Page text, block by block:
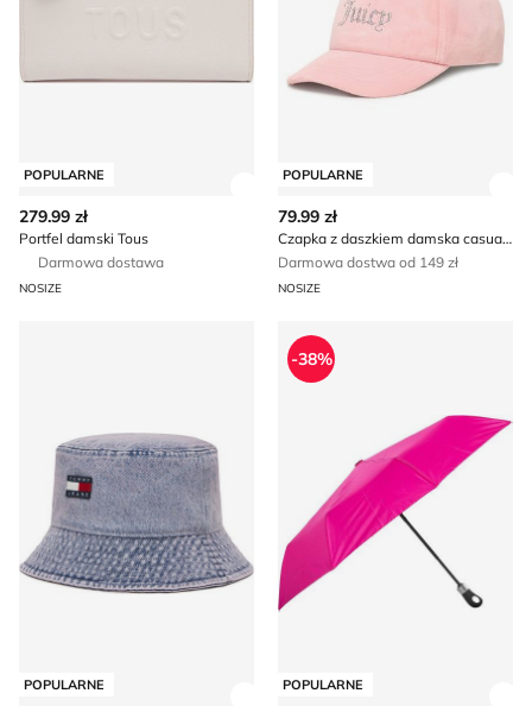
POPULARNE
279.99 zł
Portfel damski Tous
Darmowa dostawa
NOSIZE
POPULARNE
79.99 zł
Czapka z daszkiem damska casualowa Juicy Couture
Darmowa dostwa od 149 zł
NOSIZE
POPULARNE
Parasol OCHNIK
POPULARNE
-38%